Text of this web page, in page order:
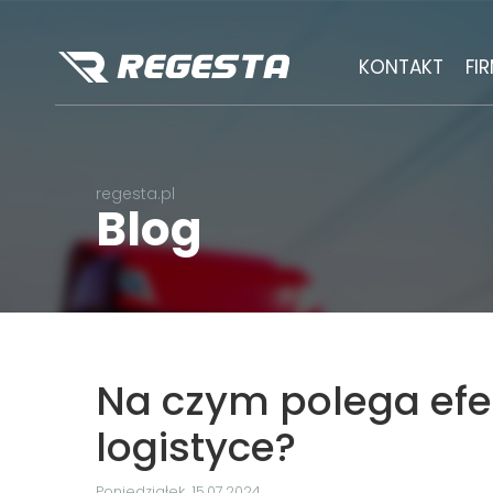
KONTAKT
regesta.pl
Blog
Na czym polega
logistyce?